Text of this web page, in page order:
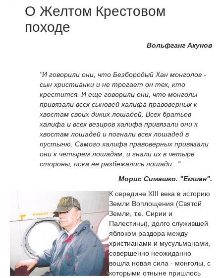
О Желтом Крестовом
походе
Вольфганг Акунов
"И говорили они, что Безбородый Хан монголов -
сын христианки и не трогает он тех, кто
крестится. И еще говорили они, что монголы
привязали всех сыновей халифа правоверных к
хвостам своих диких лошадей. Всех братьев
халифа и всех везиров халифа привязали они к
хвостам лошадей и погнали всех лошадей в
пустыню. Самого халифа правоверных привязали
они к четырем лошадям, и гнали их в четыре
стороны, пока не разбежались лошади..."
Морис Симашко. "Емшан".
К середине XIII века в историю
Земли Воплощения (Святой
Земли, т.е. Сирии и
Палестины), долго служившей
яблоком раздора между
христианами и мусульманами,
совершенно неожиданно
вошла новая сила - монголы, с
которыми отныне пришлось